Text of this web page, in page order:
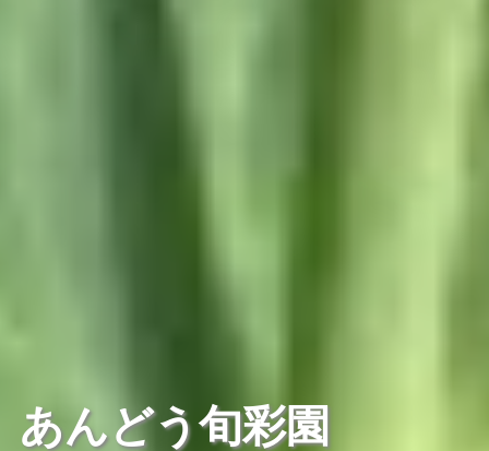
あんどう旬彩園
あんどう旬彩園
あんどう旬彩園